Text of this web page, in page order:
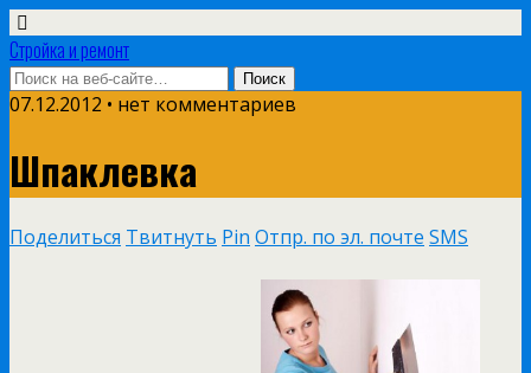
Стройка и ремонт
07.12.2012 • нет комментариев
Шпаклевка
Поделиться Твитнуть Pin Отпр. по эл. почте SMS